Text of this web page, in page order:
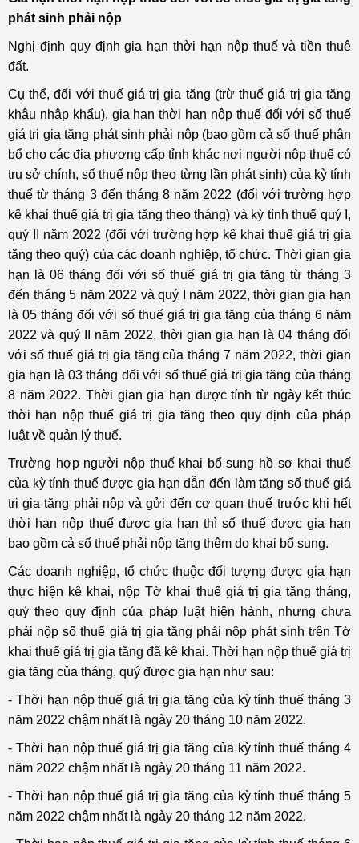
phát sinh phải nộp
Nghị định quy định gia hạn thời hạn nộp thuế và tiền thuê
đất.
Cụ thể, đối với thuế giá trị gia tăng (trừ thuế giá trị gia tăng
khâu nhập khẩu), gia hạn thời hạn nộp thuế đối với số thuế
giá trị gia tăng phát sinh phải nộp (bao gồm cả số thuế phân
bổ cho các địa phương cấp tỉnh khác nơi người nộp thuế có
trụ sở chính, số thuế nộp theo từng lần phát sinh) của kỳ tính
thuế từ tháng 3 đến tháng 8 năm 2022 (đối với trường hợp
kê khai thuế giá trị gia tăng theo tháng) và kỳ tính thuế quý I,
quý II năm 2022 (đối với trường hợp kê khai thuế giá trị gia
tăng theo quý) của các doanh nghiệp, tổ chức. Thời gian gia
hạn là 06 tháng đối với số thuế giá trị gia tăng từ tháng 3
đến tháng 5 năm 2022 và quý I năm 2022, thời gian gia hạn
là 05 tháng đối với số thuế giá trị gia tăng của tháng 6 năm
2022 và quý II năm 2022, thời gian gia hạn là 04 tháng đối
với số thuế giá trị gia tăng của tháng 7 năm 2022, thời gian
gia hạn là 03 tháng đối với số thuế giá trị gia tăng của tháng
8 năm 2022. Thời gian gia hạn được tính từ ngày kết thúc
thời hạn nộp thuế giá trị gia tăng theo quy định của pháp
luật về quản lý thuế.
Trường hợp người nộp thuế khai bổ sung hồ sơ khai thuế
của kỳ tính thuế được gia hạn dẫn đến làm tăng số thuế giá
trị gia tăng phải nộp và gửi đến cơ quan thuế trước khi hết
thời hạn nộp thuế được gia hạn thì số thuế được gia hạn
bao gồm cả số thuế phải nộp tăng thêm do khai bổ sung.
Các doanh nghiệp, tổ chức thuộc đối tượng được gia hạn
thực hiện kê khai, nộp Tờ khai thuế giá trị gia tăng tháng,
quý theo quy định của pháp luật hiện hành, nhưng chưa
phải nộp số thuế giá trị gia tăng phải nộp phát sinh trên Tờ
khai thuế giá trị gia tăng đã kê khai. Thời hạn nộp thuế giá trị
gia tăng của tháng, quý được gia hạn như sau:
- Thời hạn nộp thuế giá trị gia tăng của kỳ tính thuế tháng 3
năm 2022 chậm nhất là ngày 20 tháng 10 năm 2022.
- Thời hạn nộp thuế giá trị gia tăng của kỳ tính thuế tháng 4
năm 2022 chậm nhất là ngày 20 tháng 11 năm 2022.
- Thời hạn nộp thuế giá trị gia tăng của kỳ tính thuế tháng 5
năm 2022 chậm nhất là ngày 20 tháng 12 năm 2022.